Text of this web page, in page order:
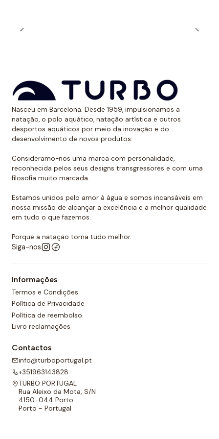
isso recomendamos ir um tamanho maior do que o
habitual. No caso de compará-lo com o fato de banho
de alça larga Turbo, sugerimos optar por um tamanho
menor, já que eles são um pouco maiores.
Nasceu em Barcelona. Desde 1959, impulsionamos a
natação, o polo aquático, natação artística e outros
desportos aquáticos por meio da inovação e do
desenvolvimento de novos produtos.
Consideramo-nos uma marca com personalidade,
reconhecida pelos seus designs transgressores e com uma
filosofia muito marcada.
Estamos unidos pelo amor à água e somos incansáveis em
nossa missão de alcançar a excelência e a melhor qualidade
em tudo o que fazemos.
Porque a natação torna tudo melhor.
Siga-nos
Informações
Termos e Condições
Política de Privacidade
Política de reembolso
Livro reclamações
Contactos
info@turboportugal.pt
+351963143828
TURBO PORTUGAL
Rua Aleixo da Mota, S/N
4150-044 Porto
Porto - Portugal